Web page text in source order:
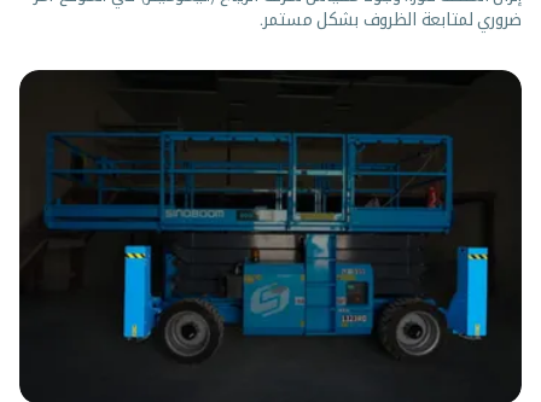
ضروري لمتابعة الظروف بشكل مستمر.